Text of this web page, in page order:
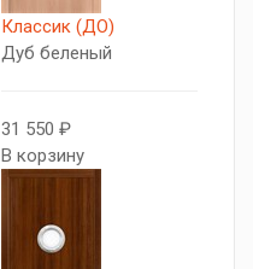
Классик (ДО)
Дуб беленый
31 550 ₽
В корзину